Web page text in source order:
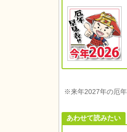
※来年2027年の厄
あわせて読みたい